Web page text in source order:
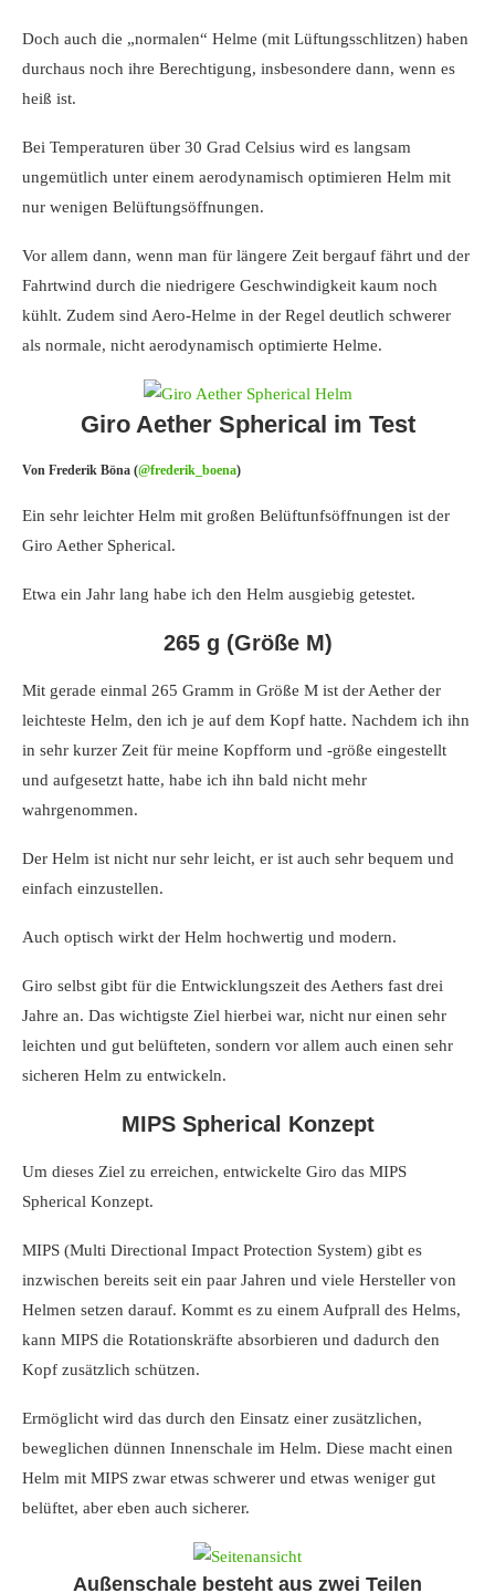
Doch auch die „normalen“ Helme (mit Lüftungsschlitzen) haben
durchaus noch ihre Berechtigung, insbesondere dann, wenn es
heiß ist.
Bei Temperaturen über 30 Grad Celsius wird es langsam
ungemütlich unter einem aerodynamisch optimieren Helm mit
nur wenigen Belüftungsöffnungen.
Vor allem dann, wenn man für längere Zeit bergauf fährt und der
Fahrtwind durch die niedrigere Geschwindigkeit kaum noch
kühlt. Zudem sind Aero-Helme in der Regel deutlich schwerer
als normale, nicht aerodynamisch optimierte Helme.
Giro Aether Spherical im Test
Von Frederik Böna (@frederik_boena)
Ein sehr leichter Helm mit großen Belüftunfsöffnungen ist der
Giro Aether Spherical.
Etwa ein Jahr lang habe ich den Helm ausgiebig getestet.
265 g (Größe M)
Mit gerade einmal 265 Gramm in Größe M ist der Aether der
leichteste Helm, den ich je auf dem Kopf hatte. Nachdem ich ihn
in sehr kurzer Zeit für meine Kopfform und -größe eingestellt
und aufgesetzt hatte, habe ich ihn bald nicht mehr
wahrgenommen.
Der Helm ist nicht nur sehr leicht, er ist auch sehr bequem und
einfach einzustellen.
Auch optisch wirkt der Helm hochwertig und modern.
Giro selbst gibt für die Entwicklungszeit des Aethers fast drei
Jahre an. Das wichtigste Ziel hierbei war, nicht nur einen sehr
leichten und gut belüfteten, sondern vor allem auch einen sehr
sicheren Helm zu entwickeln.
MIPS Spherical Konzept
Um dieses Ziel zu erreichen, entwickelte Giro das MIPS
Spherical Konzept.
MIPS (Multi Directional Impact Protection System) gibt es
inzwischen bereits seit ein paar Jahren und viele Hersteller von
Helmen setzen darauf. Kommt es zu einem Aufprall des Helms,
kann MIPS die Rotationskräfte absorbieren und dadurch den
Kopf zusätzlich schützen.
Ermöglicht wird das durch den Einsatz einer zusätzlichen,
beweglichen dünnen Innenschale im Helm. Diese macht einen
Helm mit MIPS zwar etwas schwerer und etwas weniger gut
belüftet, aber eben auch sicherer.
Außenschale besteht aus zwei Teilen